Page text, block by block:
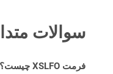
سوالات
فرمت XSLFO چیست؟